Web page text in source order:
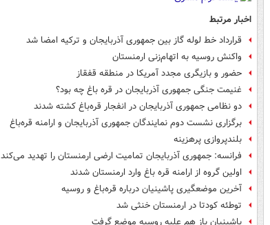
اخبار مرتبط
قرارداد خط لوله گاز بین جمهوری آذربایجان و ترکیه امضا شد
واکنش روسیه به اتهام‌زنی ارمنستان
حضور و بازیگری مجدد آمریکا در منطقه قفقاز
غنیمت جنگی جمهوری آذربایجان در قره باغ چه بود؟
دو نظامی جمهوری آذربایجان در انفجار قره‌باغ کشته شدند
برگزاری نشست دوم نمایندگان جمهوری آذربایجان و ارامنه قره‌باغ
بلندپروازی پرهزینه
فرانسه: جمهوری آذربایجان تمامیت ارضی ارمنستان را تهدید می‌کند
اولین گروه از ارامنه قره باغ وارد ارمنستان شدند
آخرین موضعگیری پاشینیان درباره قره‌باغ و روسیه
توطئه کودتا در ارمنستان خنثی شد
پاشینیان باز هم علیه روسیه موضع گرفت